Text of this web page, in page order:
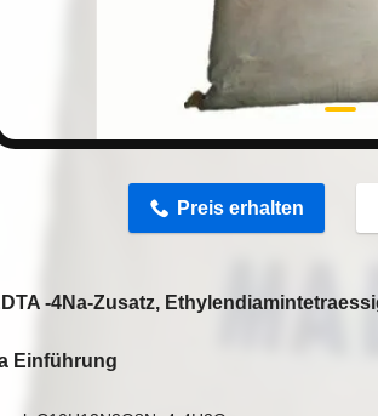
Preis erhalten
-4Na-Zusatz,
Einführung